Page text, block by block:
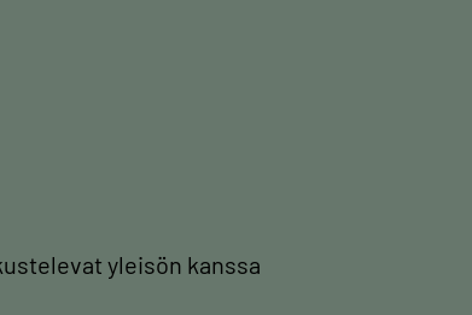
yleisön kanssa